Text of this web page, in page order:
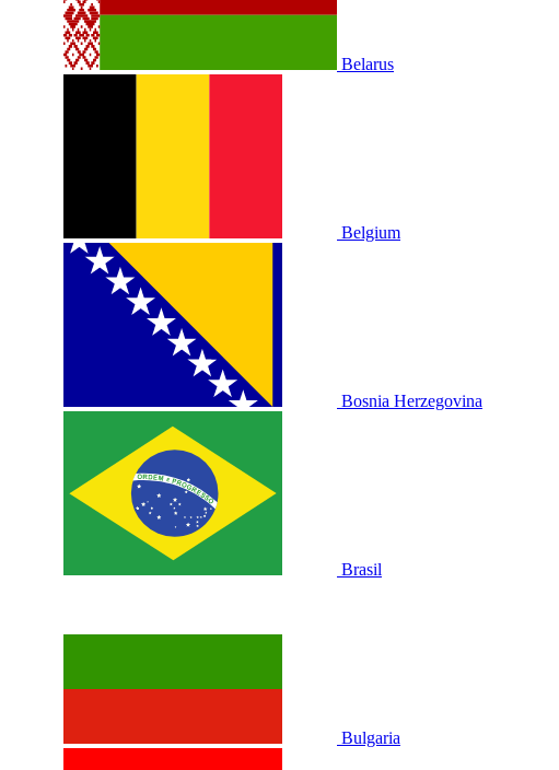
Belarus
Belgium
Bosnia Herzegovina
Brasil
Bulgaria